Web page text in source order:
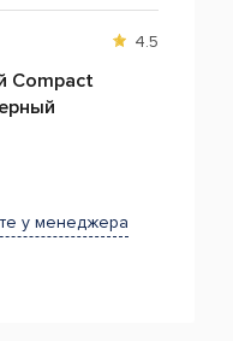
4.5
Compact
у менеджера